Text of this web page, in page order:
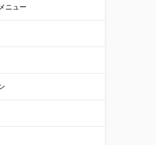
ニュー